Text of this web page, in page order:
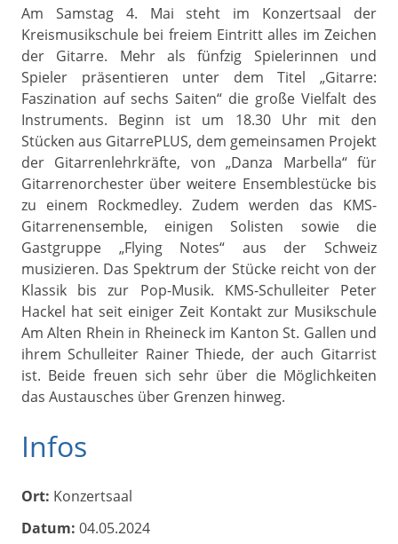
Am Samstag 4. Mai steht im Konzertsaal der
Kreismusikschule bei freiem Eintritt alles im Zeichen
der Gitarre. Mehr als fünfzig Spielerinnen und
Spieler präsentieren unter dem Titel „Gitarre:
Faszination auf sechs Saiten“ die große Vielfalt des
Instruments. Beginn ist um 18.30 Uhr mit den
Stücken aus GitarrePLUS, dem gemeinsamen Projekt
der Gitarrenlehrkräfte, von „Danza Marbella“ für
Gitarrenorchester über weitere Ensemblestücke bis
zu einem Rockmedley. Zudem werden das KMS-
Gitarrenensemble, einigen Solisten sowie die
Gastgruppe „Flying Notes“ aus der Schweiz
musizieren. Das Spektrum der Stücke reicht von der
Klassik bis zur Pop-Musik. KMS-Schulleiter Peter
Hackel hat seit einiger Zeit Kontakt zur Musikschule
Am Alten Rhein in Rheineck im Kanton St. Gallen und
ihrem Schulleiter Rainer Thiede, der auch Gitarrist
ist. Beide freuen sich sehr über die Möglichkeiten
das Austausches über Grenzen hinweg.
Infos
Ort: Konzertsaal
Datum: 04.05.2024